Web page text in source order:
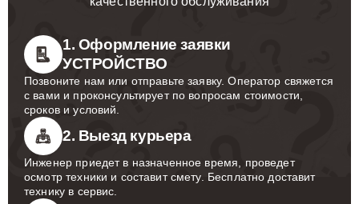
1. Оформление заявки
УСТРОЙСТВО
Позвоните нам или отправьте заявку. Оператор свяжется
с вами и проконсультирует по вопросам стоимости,
сроков и условий.
2. Выезд курьера
Инженер приедет в назначенное время, проведет
осмотр техники и составит смету. Бесплатно доставит
технику в сервис.